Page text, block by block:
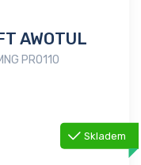
AWOTUL
PRO110
Skladem